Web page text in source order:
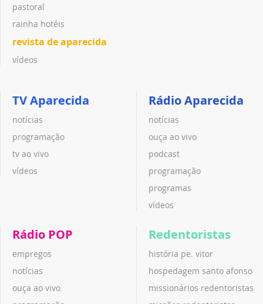
pastoral
rainha hotéis
revista de aparecida
vídeos
TV Aparecida
notícias
programação
tv ao vivo
vídeos
Rádio Aparecida
notícias
ouça ao vivo
podcast
programação
programas
vídeos
Rádio POP
empregos
notícias
ouça ao vivo
Redentoristas
história pe. vitor
hospedagem santo afonso
missionários redentoristas